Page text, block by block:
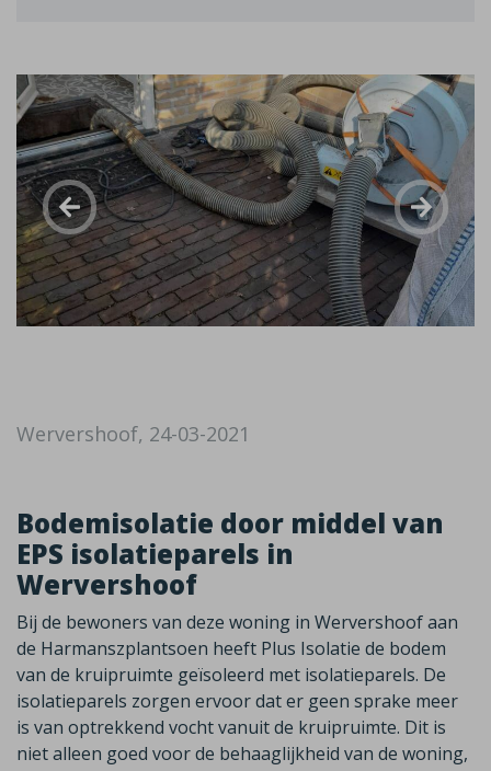
Wervershoof, 24-03-2021
Bodemisolatie door middel van
EPS isolatieparels in
Wervershoof
Bij de bewoners van deze woning in Wervershoof aan
de Harmanszplantsoen heeft Plus Isolatie de bodem
van de kruipruimte geïsoleerd met isolatieparels. De
isolatieparels zorgen ervoor dat er geen sprake meer
is van optrekkend vocht vanuit de kruipruimte. Dit is
niet alleen goed voor de behaaglijkheid van de woning,